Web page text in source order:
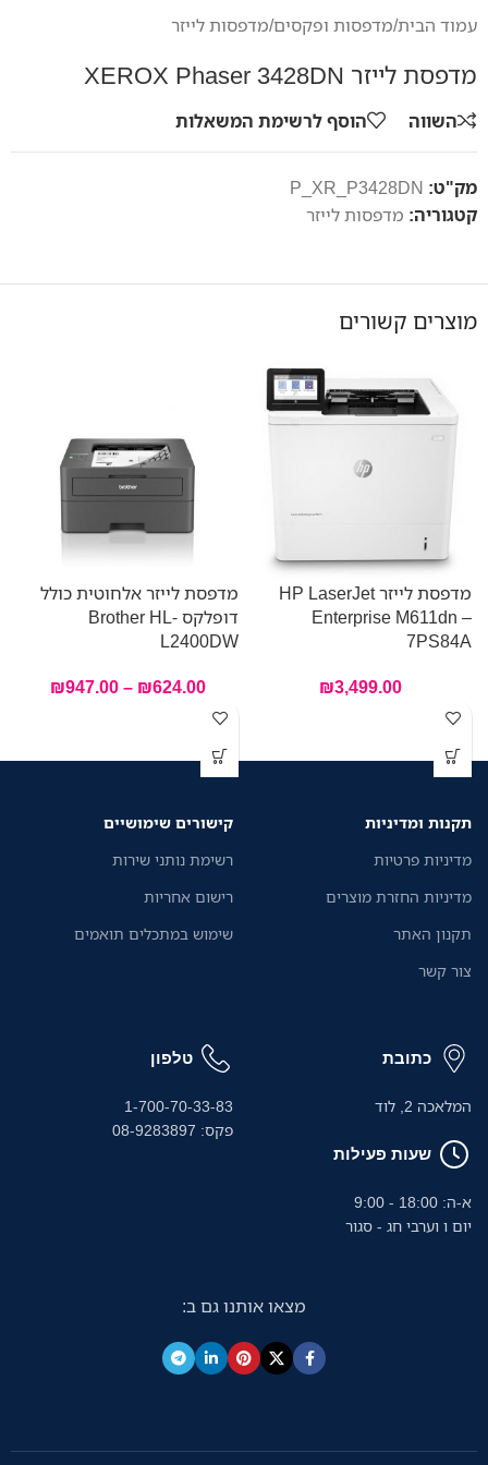
עמוד הבית/מדפסות ופקסים/מדפסות לייזר
מדפסת לייזר XEROX Phaser 3428DN
השווה הוסף לרשימת המשאלות
מק"ט: P_XR_P3428DN
קטגוריה: מדפסות לייזר
מוצרים קשורים
מדפסת לייזר HP LaserJet
Enterprise M611dn –
7PS84A
₪3,499.00
מדפסת לייזר אלחוטית כולל
דופלקס Brother HL-
L2400DW
₪624.00
–
₪947.00
תקנות ומדיניות
מדיניות פרטיות
מדיניות החזרת מוצרים
תקנון האתר
צור קשר
קישורים שימושיים
רשימת נותני שירות
רישום אחריות
שימוש במתכלים תואמים
כתובת
המלאכה 2, לוד
שעות פעילות
א-ה: 18:00 - 9:00
יום ו וערבי חג - סגור
טלפון
1-700-70-33-83
פקס: 08-9283897
מצאו אותנו גם ב: